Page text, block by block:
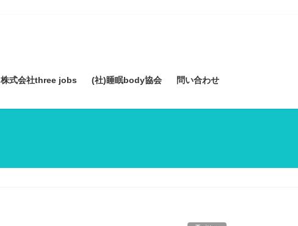
株式会社three jobs (社)睡眠body協会 問い合わせ